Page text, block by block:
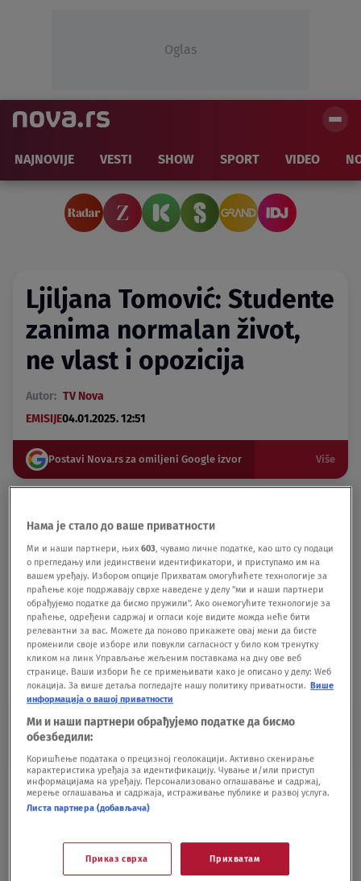
Oglas
NAJNOVIJE VESTI SHOW SPORT VIDEO
Ljiljana Tomović: Studente
zanima normalan život,
ne vlast i opozicija
Autor: TV Nova
EMISIJE04.01.2025. 12:51
Postavi Nova.rs za omiljeni Google izvor Više
za januarski ispitni rok studenti su i dalje na
fakultetima. Još traje, kako kažu, najvažniji ispit,
ispunjenje njihovih zahteva upućenim nadležnim
državnim institucijama. Do tada će ostati u
blokadama. Kako na to gledaju njihovi profesori,
koliko je onih koji su im pružili podršku i šta dalje.
O tome za jutarnji program govori profesorka
Biološkog fakulteta u Beogradu Ljiljana Tomović.
Podeli vest:
Нама је стало до ваше приватности
Ми и наши партнери, њих603, чувамо личне податке, као што су подаци
о прегледању или јединствени идентификатори, и приступамо им на
вашем уређају. Избором опције Прихватам омогућићете технологије за
праћење које подржавају сврхе наведене у делу "ми и наши партнери
обрађујемо податке да бисмо пружили". Ако онемогућите технологије за
праћење, одређени садржај и огласи које видите можда неће бити
релевантни за вас. Можете да поново прикажете овај мени да бисте
променили своје изборе или повукли сагласност у било ком тренутку
кликом на линк Управљање жељеним поставкама на дну ове веб
странице. Ваши избори ће се примењивати како је описано у делу: Wеб
локација. За више детаља погледајте нашу политику приватности. Више
информација о вашој приватности
Ми и наши партнери обрађујемо податке да бисмо
обезбедили:
Коришћење података о прецизној геолокацији. Активно скенирање
карактеристика уређаја за идентификацију. Чување и/или приступ
информацијама на уређају. Персонализовано оглашавање и садржај,
мерење оглашавања и садржаја, истраживање публике и развој услуга.
Листа партнера (добављача)
Приказ сврха Прихватам